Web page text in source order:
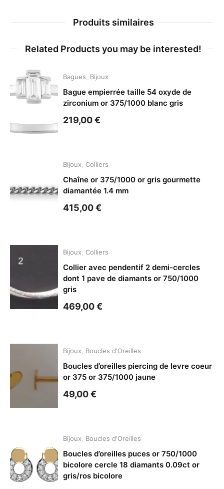
Produits similaires
Related Products you may be interested!
Bagues Bijoux
Bague empierrée taille 54 oxyde de
zirconium or 375/1000 blanc gris
219,00€
Bijoux Colliers
Chaîne or 375/1000 or gris gourmette
diamantée 1.4 mm
415,00€
Bijoux Colliers
Collier avec pendentif 2 demi-cercles
dont 1 pave de diamants or 750/1000
gris
469,00€
Bijoux Boucles d'Oreilles
Boucles d’oreilles piercing de levre coeur
or 375 or 375/1000 jaune
49,00€
Bijoux Boucles d'Oreilles
Boucles d’oreilles puces or 750/1000
bicolore cercle 18 diamants 0.09ct or
gris/ros bicolore